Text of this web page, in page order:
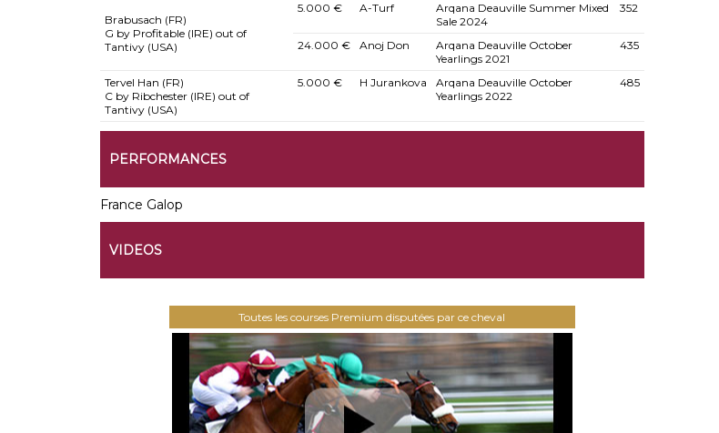
Brabusach (FR)
G by Profitable (IRE) out of
Tantivy (USA)
5.000 € A-Turf
Arqana Deauville Summer Mixed
Sale 2024
352
24.000 € Anoj Don
Arqana Deauville October
Yearlings 2021
435
Tervel Han (FR)
C by Ribchester (IRE) out of
Tantivy (USA)
5.000 € H Jurankova
Arqana Deauville October
Yearlings 2022
485
PERFORMANCES
France Galop
VIDEOS
Toutes les courses Premium disputées par ce cheval